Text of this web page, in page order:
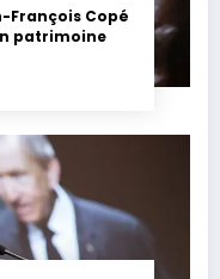
François Copé
patrimoine